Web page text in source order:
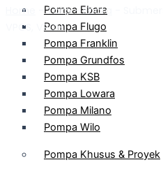
Pompa Ebara
Pompa Flugo
Pompa Franklin
Pompa Grundfos
Pompa KSB
Pompa Lowara
Pompa Milano
Pompa Wilo
Pompa Khusus & Proyek
Home -Toko-Ebara
VPCS, VPCH